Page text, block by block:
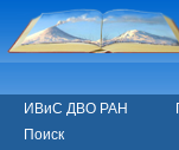
ИВиС ДВО РАН
Поиск